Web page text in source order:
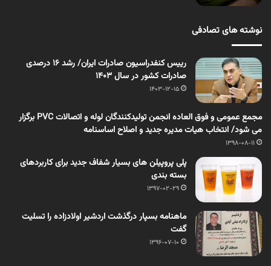
نوشته های تصادفی
رییس کنفدراسیون صادرات ایران/ رشد ۱۶ درصدی
صادرات کشور در سال ۱۴۰۳
1403-12-15
مجمع عمومی و فوق العاده انجمن تولیدکنندگان لوله و اتصالات PVC برگزار
می شود/ انتخاب هیات مدیره جدید و اصلاح اساسنامه
1398-08-11
پلی پروپیلن های بسیار شفاف جدید برای کاربردهای
بسته بندی
1397-02-29
ماهنامه بسپار درگذشت اردشیر اولادزاده را تسلیت
گفت
1396-07-10